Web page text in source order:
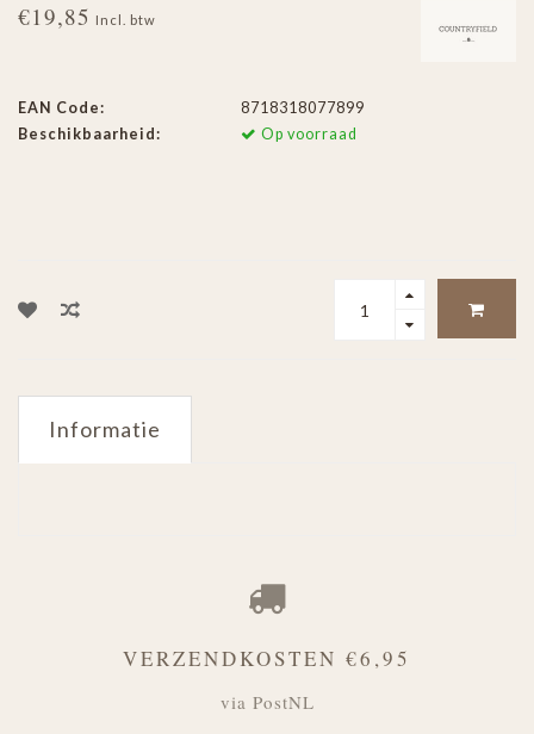
€19,85 Incl. btw
EAN Code:
8718318077899
Beschikbaarheid:
Op voorraad
Informatie
VERZENDKOSTEN €6,95
via PostNL